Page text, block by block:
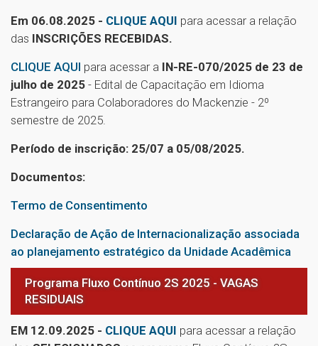
Em 06.08.2025 - CLIQUE AQUI para acessar a relação
das INSCRIÇÕES RECEBIDAS.
CLIQUE AQUI para acessar a IN-RE-070/2025 de 23 de
julho de 2025 - Edital de Capacitação em Idioma
Estrangeiro para Colaboradores do Mackenzie - 2º
semestre de 2025.
Período de inscrição: 25/07 a 05/08/2025.
Documentos:
Termo de Consentimento
Declaração de Ação de Internacionalização associada
ao planejamento estratégico da Unidade Acadêmica
Programa Fluxo Contínuo 2S 2025 - VAGAS
RESIDUAIS
EM 12.09.2025 - CLIQUE AQUI para acessar a relação